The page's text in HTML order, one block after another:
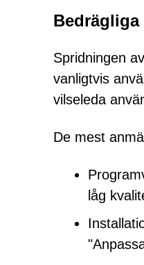
Spridningen
vanligtvis
vilseleda
De mest
låg